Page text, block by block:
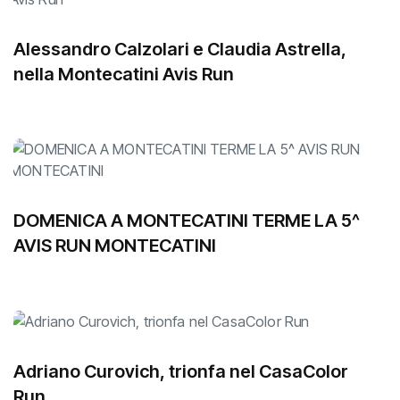
Alessandro Calzolari e Claudia Astrella,
nella Montecatini Avis Run
DOMENICA A MONTECATINI TERME LA 5^
AVIS RUN MONTECATINI
Adriano Curovich, trionfa nel CasaColor